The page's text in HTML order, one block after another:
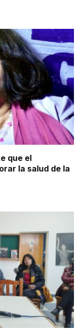
que el
la salud de la